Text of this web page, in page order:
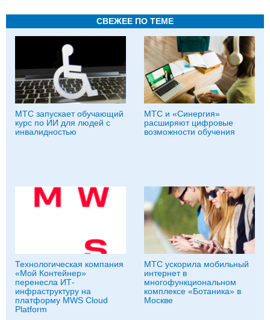
СВЕЖЕЕ ПО ТЕМЕ
МТС запускает обучающий
курс по ИИ для людей с
инвалидностью
МТС и «Синергия»
расширяют цифровые
возможности обучения
Технологическая компания
«Мой Контейнер»
перенесла ИТ-
инфраструктуру на
платформу MWS Cloud
Platform
МТС ускорила мобильный
интернет в
многофункциональном
комплексе «Ботаника» в
Москве